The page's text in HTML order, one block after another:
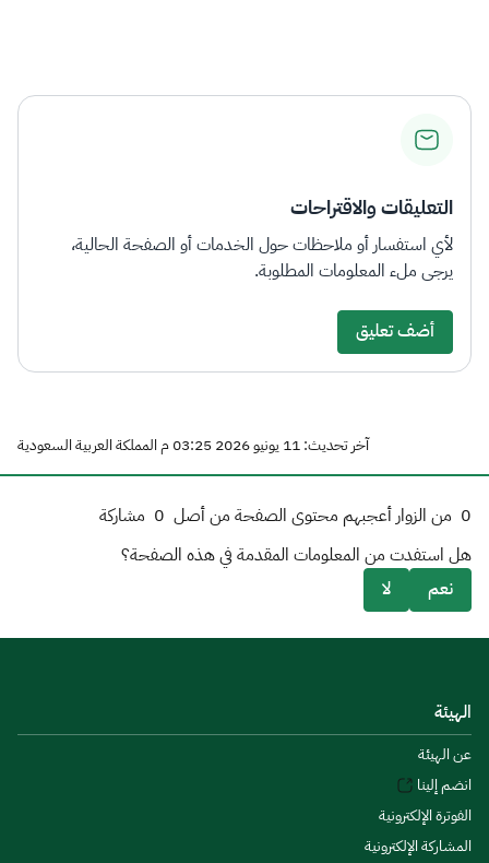
التعليقات والاقتراحات
لأي استفسار أو ملاحظات حول الخدمات أو الصفحة الحالية،
يرجى ملء المعلومات المطلوبة.
أضف تعليق
آخر تحديث: 11 يونيو 2026 03:25 م المملكة العربية السعودية
0 من الزوار أعجبهم محتوى الصفحة من أصل 0 مشاركة
هل استفدت من المعلومات المقدمة في هذه الصفحة؟
نعم
لا
الهيئة
عن الهيئة
انضم إلينا
الفوترة الإلكترونية
المشاركة الإلكترونية